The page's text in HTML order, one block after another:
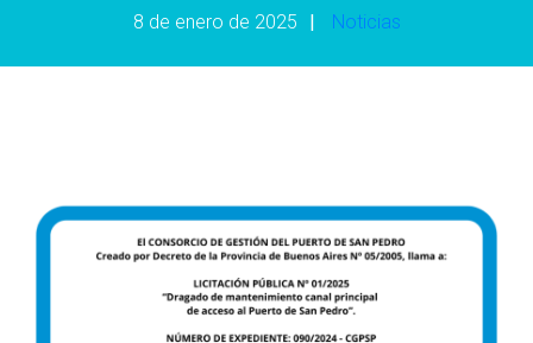
8 de enero de 2025 | Noticias